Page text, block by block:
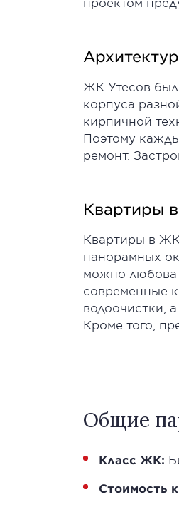
ЖК Утесов был
корпуса
кирпичной
Поэтому
ремонт.
Квартиры
Квартиры в ЖК
панорамных
можно
современные
водоочистки,
Кроме того,
Общие
Класс ЖК:
Стоимость